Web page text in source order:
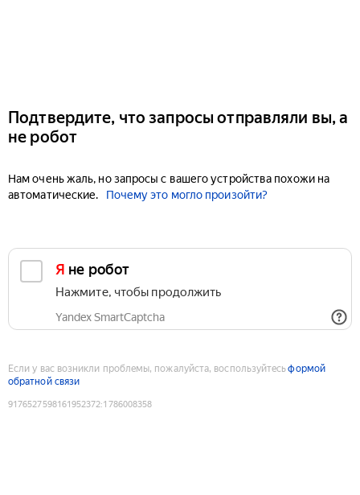
Подтвердите, что запросы отправляли вы, а
не робот
Нам очень жаль, но запросы с вашего устройства похожи на
автоматические.
Почему это могло произойти?
Я не робот
Нажмите, чтобы продолжить
Yandex SmartCaptcha
Если у вас возникли проблемы, пожалуйста, воспользуйтесьформой
обратной связи
9176527598161952372:1786008358